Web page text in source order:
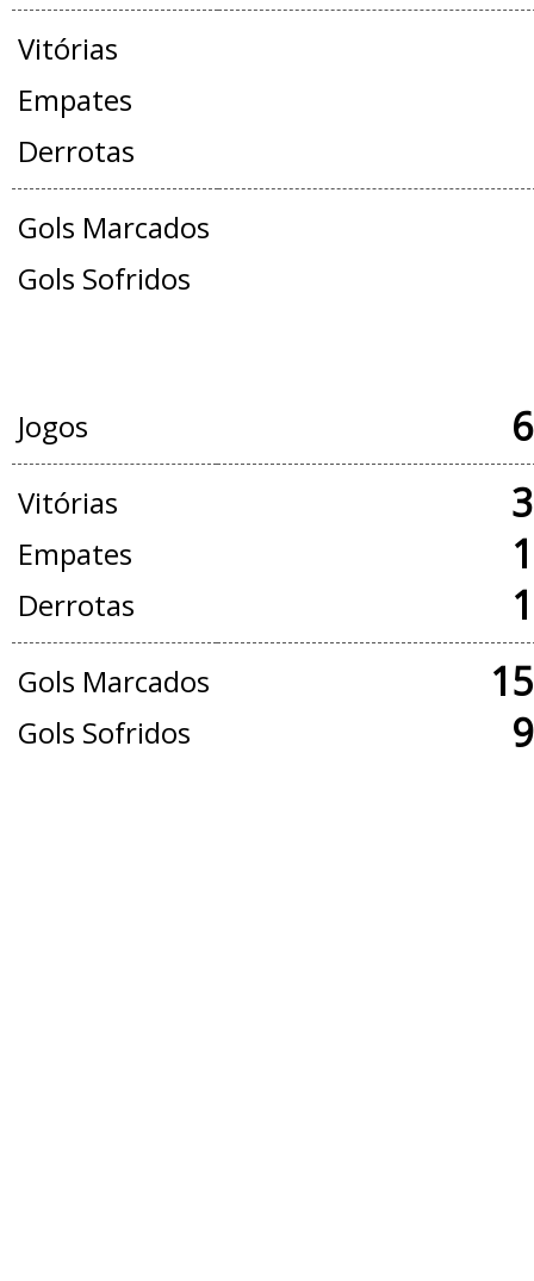
Vitórias
Empates
Derrotas
Gols Marcados
Gols Sofridos
Jogos
Vitórias
Empates
Derrotas
Gols Marcados
Gols Sofridos